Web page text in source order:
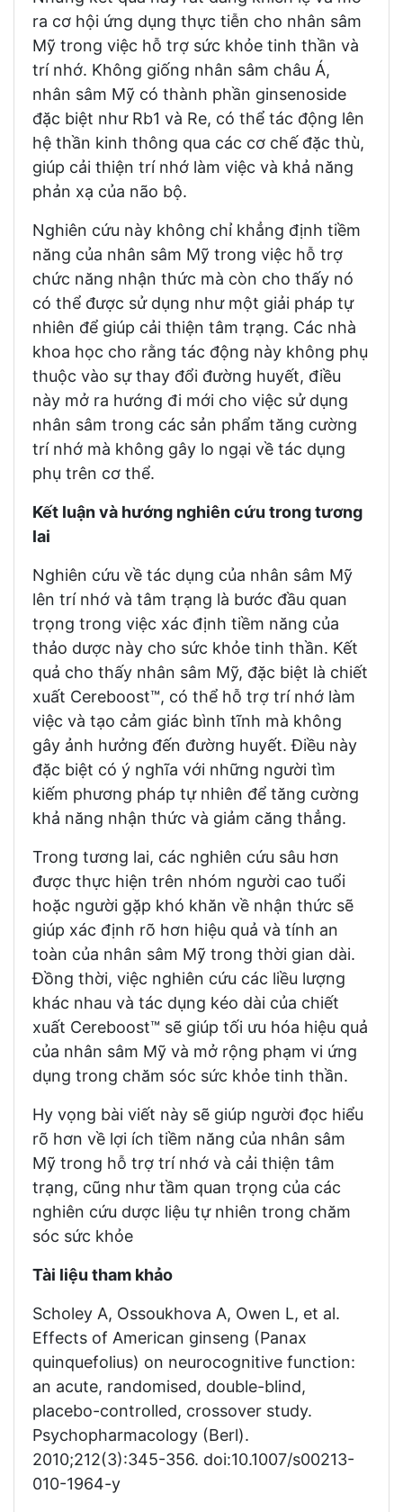
ra cơ hội ứng dụng thực tiễn cho nhân sâm
Mỹ trong việc hỗ trợ sức khỏe tinh thần và
trí nhớ. Không giống nhân sâm châu Á,
nhân sâm Mỹ có thành phần ginsenoside
đặc biệt như Rb1 và Re, có thể tác động lên
hệ thần kinh thông qua các cơ chế đặc thù,
giúp cải thiện trí nhớ làm việc và khả năng
phản xạ của não bộ.
Nghiên cứu này không chỉ khẳng định tiềm
năng của nhân sâm Mỹ trong việc hỗ trợ
chức năng nhận thức mà còn cho thấy nó
có thể được sử dụng như một giải pháp tự
nhiên để giúp cải thiện tâm trạng. Các nhà
khoa học cho rằng tác động này không phụ
thuộc vào sự thay đổi đường huyết, điều
này mở ra hướng đi mới cho việc sử dụng
nhân sâm trong các sản phẩm tăng cường
trí nhớ mà không gây lo ngại về tác dụng
phụ trên cơ thể.
Kết luận và hướng nghiên cứu trong tương
lai
Nghiên cứu về tác dụng của nhân sâm Mỹ
lên trí nhớ và tâm trạng là bước đầu quan
trọng trong việc xác định tiềm năng của
thảo dược này cho sức khỏe tinh thần. Kết
quả cho thấy nhân sâm Mỹ, đặc biệt là chiết
xuất Cereboost™, có thể hỗ trợ trí nhớ làm
việc và tạo cảm giác bình tĩnh mà không
gây ảnh hưởng đến đường huyết. Điều này
đặc biệt có ý nghĩa với những người tìm
kiếm phương pháp tự nhiên để tăng cường
khả năng nhận thức và giảm căng thẳng.
Trong tương lai, các nghiên cứu sâu hơn
được thực hiện trên nhóm người cao tuổi
hoặc người gặp khó khăn về nhận thức sẽ
giúp xác định rõ hơn hiệu quả và tính an
toàn của nhân sâm Mỹ trong thời gian dài.
Đồng thời, việc nghiên cứu các liều lượng
khác nhau và tác dụng kéo dài của chiết
xuất Cereboost™ sẽ giúp tối ưu hóa hiệu quả
của nhân sâm Mỹ và mở rộng phạm vi ứng
dụng trong chăm sóc sức khỏe tinh thần.
Hy vọng bài viết này sẽ giúp người đọc hiểu
rõ hơn về lợi ích tiềm năng của nhân sâm
Mỹ trong hỗ trợ trí nhớ và cải thiện tâm
trạng, cũng như tầm quan trọng của các
nghiên cứu dược liệu tự nhiên trong chăm
sóc sức khỏe
Tài liệu tham khảo
Scholey A, Ossoukhova A, Owen L, et al.
Effects of American ginseng (Panax
quinquefolius) on neurocognitive function:
an acute, randomised, double-blind,
placebo-controlled, crossover study.
Psychopharmacology (Berl).
2010;212(3):345-356. doi:10.1007/s00213-
010-1964-y